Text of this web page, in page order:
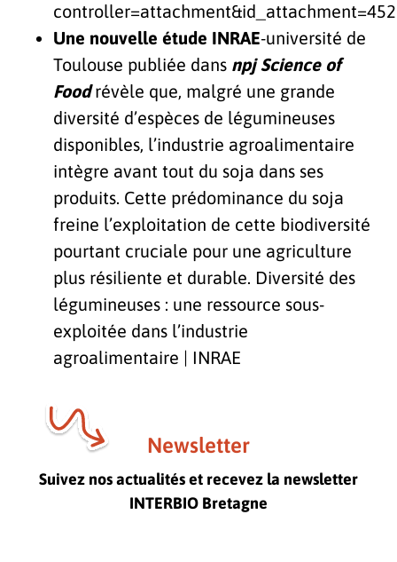
Une nouvelle étude INRAE-université de
Toulouse publiée dans npj Science of
Foodrévèle que, malgré une grande
diversité d’espèces de légumineuses
disponibles, l’industrie agroalimentaire
intègre avant tout du soja dans ses
produits. Cette prédominance du soja
freine l’exploitation de cette biodiversité
pourtant cruciale pour une agriculture
plus résiliente et durable. Diversité des
légumineuses : une ressource sous-
exploitée dans l’industrie
agroalimentaire | INRAE
Newsletter
Suivez nos actualités et recevez la newsletter
INTERBIO Bretagne